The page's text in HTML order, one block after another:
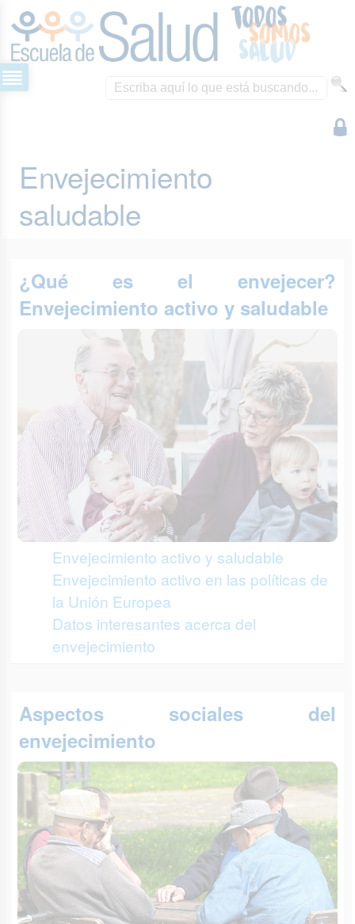
Envejecimiento
saludable
¿Qué es el envejecer?
Envejecimiento activo y saludable
Envejecimiento activo y saludable
Envejecimiento activo en las políticas de
la Unión Europea
Datos interesantes acerca del
envejecimiento
Aspectos sociales del
envejecimiento